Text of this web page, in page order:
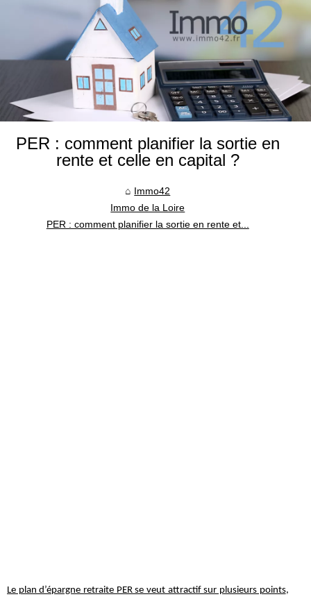
PER : comment planifier la sortie en
rente et celle en capital ?
Immo42
Immo de la Loire
PER : comment planifier la sortie en rente et...
Le plan d’épargne retraite PER se veut attractif sur plusieurs points,